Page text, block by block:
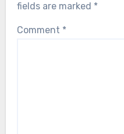
fields are marked *
Comment *